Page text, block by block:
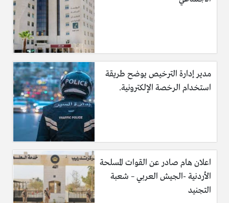
مدير إدارة الترخيص يوضح طريقة
استخدام الرخصة الإلكترونية.
اعلان هام صادر عن القوات المسلحة
الأردنية -الجيش العربي – شعبة
التجنيد